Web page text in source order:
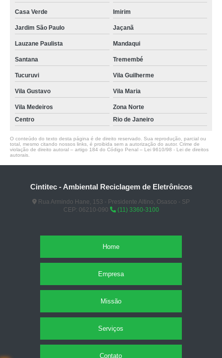
Casa Verde Imirim
Jardim São Paulo Jaçanã
Lauzane Paulista Mandaqui
Santana Tremembé
Tucuruvi Vila Guilherme
Vila Gustavo Vila Maria
Vila Medeiros
Zona Norte
Centro
Rio de Janeiro
O conteúdo do texto desta página é de direito reservado. Sua reprodução, parcial ou
total, mesmo citando nossos links, é proibida sem a autorização do autor. Crime de
violação de direito autoral – artigo 184 do Código Penal – Lei 9610/98 - Lei de direitos
autorais
Cintitec - Ambiental Reciclagem de Eletrônicos
Rua Armindo Hane, 153 - Presidente Altino, Osasco - SP
CEP: 06210-090
(11) 3360-3100
Home
Empresa
Missão
Serviços
Contato